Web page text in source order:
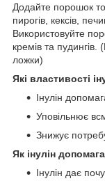
Додайте порошок
пирогів, кексів,
Використовуйте
кремів та
ложки)
Які властивості
Інулін
Уповільнює
Знижує
Як інулін
Інулін дає